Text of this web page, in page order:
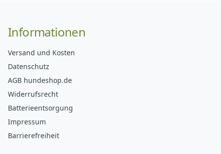
Informationen
Versand und Kosten
Datenschutz
AGB hundeshop.de
Widerrufsrecht
Batterieentsorgung
Impressum
Barrierefreiheit